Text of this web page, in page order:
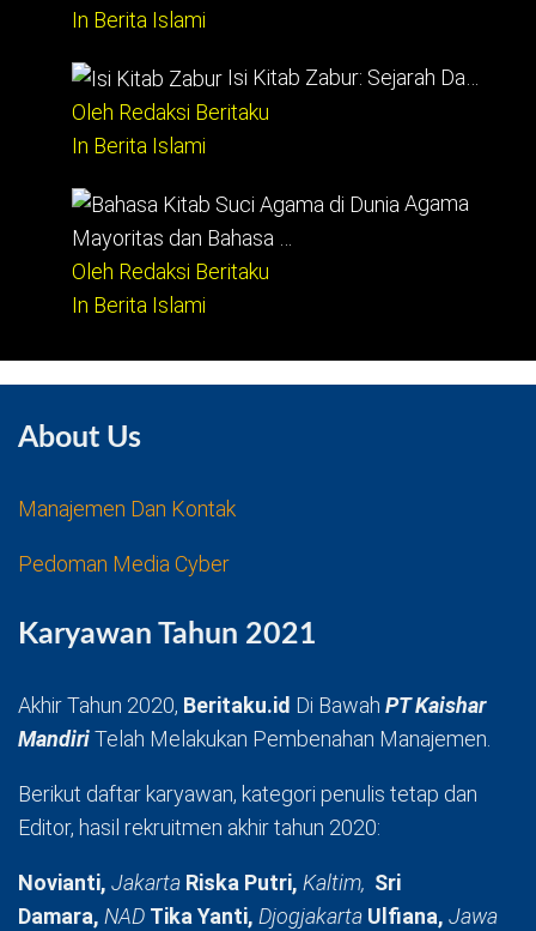
In Berita Islami
Isi Kitab Zabur: Sejarah Da…
Oleh Redaksi Beritaku
In Berita Islami
Agama
Mayoritas dan Bahasa …
Oleh Redaksi Beritaku
In Berita Islami
About Us
Manajemen Dan Kontak
Pedoman Media Cyber
Karyawan Tahun 2021
Akhir Tahun 2020, Beritaku.id Di Bawah PT Kaishar
MandiriTelah Melakukan Pembenahan Manajemen.
Berikut daftar karyawan, kategori penulis tetap dan
Editor, hasil rekruitmen akhir tahun 2020:
Novianti, Jakarta Riska Putri, Kaltim, Sri
Damara, NAD Tika Yanti, Djogjakarta Ulfiana, Jawa